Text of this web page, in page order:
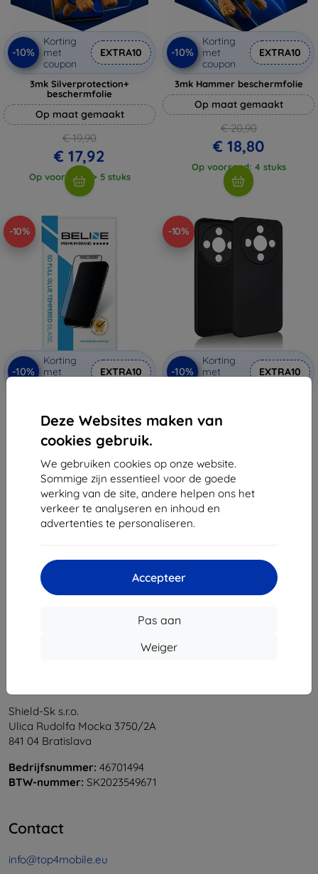
Deze Websites maken van
cookies gebruik.
We gebruiken cookies op onze website.
Sommige zijn essentieel voor de goede
werking van de site, andere helpen ons het
verkeer te analyseren en inhoud en
advertenties te personaliseren.
Accepteer
Pas aan
Weiger
-10%
Korting
met
coupon
EXTRA10
3mk Silverprotection+
beschermfolie
Op maat gemaakt
€ 19,90
€ 17,92
Op voorraad: > 5 stuks
-10%
Korting
met
coupon
EXTRA10
3mk Hammer beschermfolie
Op maat gemaakt
€ 20,90
€ 18,80
Op voorraad: 4 stuks
-10%
-10%
Korting
met
EXTRA10
Honor Magic 8 Lite, zwart
(05908047990238)
€ 9,90
€ 8,91
Op voorraad: > 5 stuks
-10%
-10%
Korting
met
EXTRA10
Op voorraad: > 5 stuks
Van totaal
«
Shield-Sk s.r.o.
Ulica Rudolfa Mocka 3750/2A
841 04 Bratislava
Bedrijfsnummer: 46701494
BTW-nummer: SK2023549671
Contact
info@top4mobile.eu